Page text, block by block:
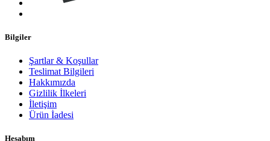
Bilgiler
Şartlar & Koşullar
Teslimat Bilgileri
Hakkımızda
Gizlilik İlkeleri
İletişim
Ürün İadesi
Hesabım